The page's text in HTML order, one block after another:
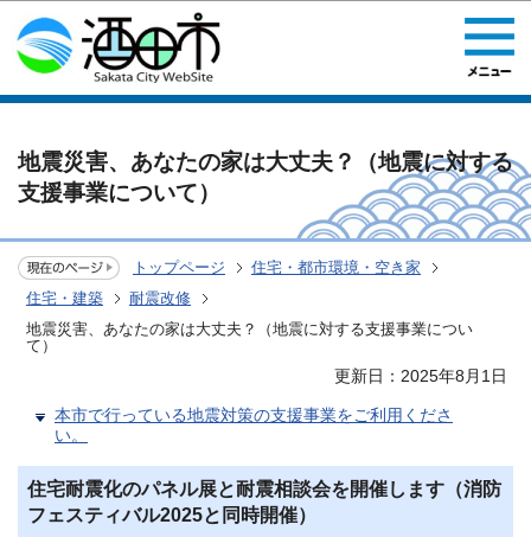
このページの本文へ移動
地震災害、あなたの家は大丈夫？（地震に対する
支援事業について）
トップページ
住宅・都市環境・空き家
住宅・建築
耐震改修
地震災害、あなたの家は大丈夫？（地震に対する支援事業につい
て）
更新日：2025年8月1日
本市で行っている地震対策の支援事業をご利用くださ
い。
住宅耐震化のパネル展と耐震相談会を開催します（消防
フェスティバル2025と同時開催）